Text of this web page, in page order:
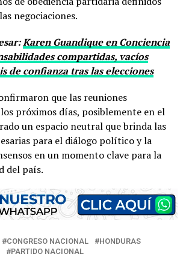
negociaciones.
Karen Guandique en Conciencia
compartidas, vacíos
de confianza tras las elecciones
que las reuniones
próximos días, posiblemente en el
un espacio neutral que brinda las
para el diálogo político y la
en un momento clave para la
del país.
CONGRESO NACIONAL
HONDURAS
PARTIDO NACIONAL